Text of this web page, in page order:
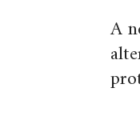
A